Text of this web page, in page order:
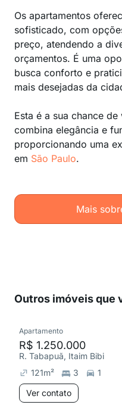
Os apartamentos
sofisticado, com
preço, atendendo a
orçamentos. É uma
busca conforto e
mais desejadas da
Esta é a sua chance
combina elegância e
proporcionando uma
em São Paulo.
Mais
Outros imóveis que
Apartamento
R$ 1.250.000
R. Tabapuã, Itaim Bibi
121m² 3
1
Ver contato